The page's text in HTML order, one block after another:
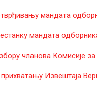
мандата
мандата
чланова Комисије
Извештаја